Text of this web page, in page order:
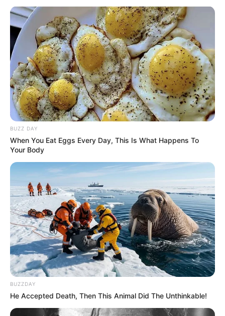
BUZZ DAY
When You Eat Eggs Every Day, This Is What Happens To
Your Body
BUZZDAY
He Accepted Death, Then This Animal Did The Unthinkable!